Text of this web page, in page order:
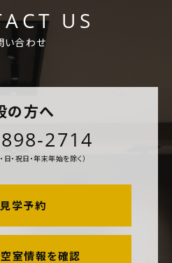
US
い合わせ
の方へ
2714
・祝日・年末年始を除く）
見学予約
室情報を確認